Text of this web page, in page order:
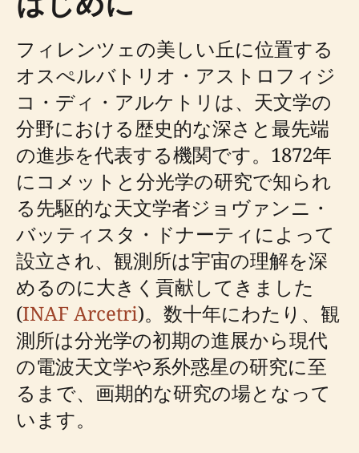
フィレンツェの美しい丘に位置する
オスぺルバトリオ・アストロフィジ
コ・ディ・アルケトリは、天文学の
分野における歴史的な深さと最先端
の進歩を代表する機関です。1872年
にコメットと分光学の研究で知られ
る先駆的な天文学者ジョヴァンニ・
バッティスタ・ドナーティによって
設立され、観測所は宇宙の理解を深
めるのに大きく貢献してきました
(INAF Arcetri)。数十年にわたり、観
測所は分光学の初期の進展から現代
の電波天文学や系外惑星の研究に至
るまで、画期的な研究の場となって
います。